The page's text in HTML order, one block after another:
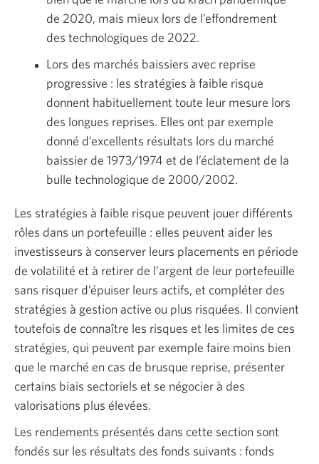
de 2020, mais mieux lors de l’effondrement
des technologiques de 2022.
Lors des marchés baissiers avec reprise
progressive : les stratégies à faible risque
donnent habituellement toute leur mesure lors
des longues reprises. Elles ont par exemple
donné d’excellents résultats lors du marché
baissier de 1973/1974 et de l’éclatement de la
bulle technologique de 2000/2002.
Les stratégies à faible risque peuvent jouer différents
rôles dans un portefeuille : elles peuvent aider les
investisseurs à conserver leurs placements en période
de volatilité et à retirer de l’argent de leur portefeuille
sans risquer d’épuiser leurs actifs, et compléter des
stratégies à gestion active ou plus risquées. Il convient
toutefois de connaître les risques et les limites de ces
stratégies, qui peuvent par exemple faire moins bien
que le marché en cas de brusque reprise, présenter
certains biais sectoriels et se négocier à des
valorisations plus élevées.
Les rendements présentés dans cette section sont
fondés sur les résultats des fonds suivants : fonds